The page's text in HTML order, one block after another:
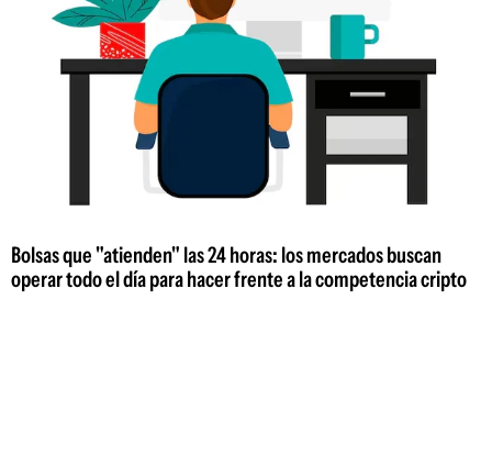
Bolsas que "atienden" las 24 horas: los mercados buscan
operar todo el día para hacer frente a la competencia cripto